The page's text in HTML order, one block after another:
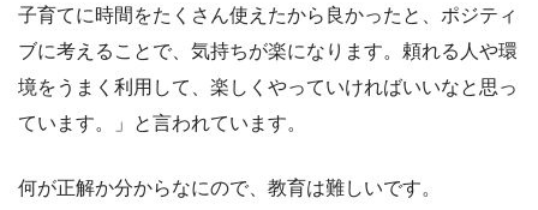
子育てに時間をたくさん使えたから良かったと、ポジティ
ブに考えることで、気持ちが楽になります。頼れる人や環
境をうまく利用して、楽しくやっていければいいなと思っ
ています。」と言われています。
何が正解か分からなにので、教育は難しいです。